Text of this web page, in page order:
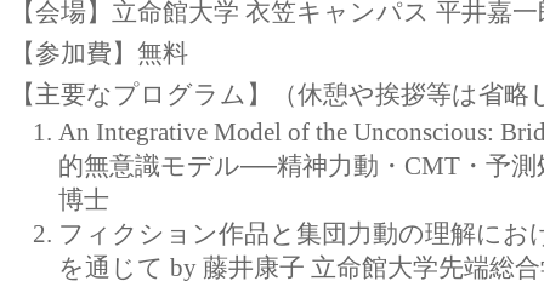
【会場】⽴命館⼤学 ⾐笠キャンパス 平井嘉
【参加費】無料
【主要なプログラム】（休憩や挨拶等は省略
An Integrative Model of the Unconscious:
的無意識モデル──精神⼒動・CMT・予
博士
フィクション作品と集団⼒動の理解に
を通じて by 藤井康子 立命館大学先端総